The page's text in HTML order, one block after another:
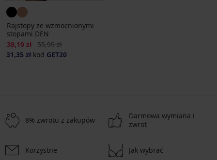
Rajstopy ze wzmocnionymi
stopami DEN
Zniżka
39,19 zł Pierwotna cena
55,99 zł
31,35 zł kod GET20
8% zwrotu z zakupów
Darmowa wymiana i
zwrot
Korzystne Jak wybrać